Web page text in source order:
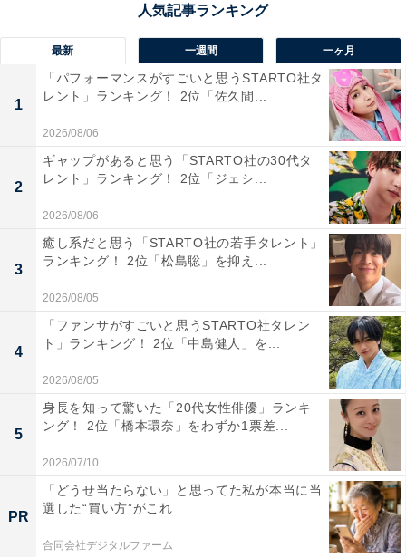
て持ち運びやすいから」（20代女性／長崎県）などのコ
メントがありました。
1位：神戸プリン（トーラク）／72票
1位は「神戸プリン（トーラク）」でした。なめらかな
口どけとほろ苦いカラメルソースが絶妙に調和した神戸
の定番スイーツ。常温保存ができる点も土産として好ま
れる理由のひとつです。
回答者のコメントを見ると「プリンが大好きな家なので
最新 一週間 一ヶ月
1
「パフォーマンスがすごいと思うSTARTO社タ
レント」ランキング！ 2位「佐久間...
2026/08/06
2
ギャップがあると思う「STARTO社の30代タ
レント」ランキング！ 2位「ジェシ...
2026/08/06
3
癒し系だと思う「STARTO社の若手タレント」
ランキング！ 2位「松島聡」を抑え...
2026/08/05
4
「ファンサがすごいと思うSTARTO社タレン
ト」ランキング！ 2位「中島健人」を...
2026/08/05
5
身長を知って驚いた「20代女性俳優」ランキ
ング！ 2位「橋本環奈」をわずか1票差...
2026/07/10
PR
「どうせ当たらない」と思ってた私が本当に当
選した“買い方”がこれ
合同会社デジタルファーム